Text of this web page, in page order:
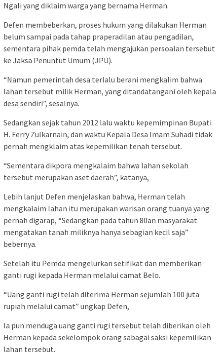
Ngali yang diklaim warga yang bernama Herman.
Defen membeberkan, proses hukum yang dilakukan Herman
belum sampai pada tahap praperadilan atau pengadilan,
sementara pihak pemda telah mengajukan persoalan tersebut
ke Jaksa Penuntut Umum (JPU).
“Namun pemerintah desa terlalu berani mengkalim bahwa
lahan tersebut milik Herman, yang ditandatangani oleh kepala
desa sendiri”, sesalnya.
Sedangkan sejak tahun 2012 lalu waktu kepemimpinan Bupati
H. Ferry Zulkarnain, dan waktu Kepala Desa Imam Suhadi tidak
pernah mengklaim atas kepemilikan tenah tersebut.
“Sementara dikpora mengkalaim bahwa lahan sekolah
tersebut merupakan aset daerah”, katanya,
Lebih lanjut Defen menjelaskan bahwa, Herman telah
mengkalaim lahan itu merupakan warisan orang tuanya yang
pernah digarap, “Sedangkan pada tahun 80an masyarakat
mengatakan tanah miliknya hanya sebagian kecil saja”
bebernya.
Setelah itu Pemda mengelurkan setifikat dan memberikan
ganti rugi kepada Herman melalui camat Belo.
“Uang ganti rugi telah diterima Herman sejumlah 100 juta
rupiah melalui camat” ungkap Defen,
Ia pun menduga uang ganti rugi tersebut telah diberikan oleh
Herman kepada sekelompok orang sabagai saksi kepemilikan
lahan tersebut.